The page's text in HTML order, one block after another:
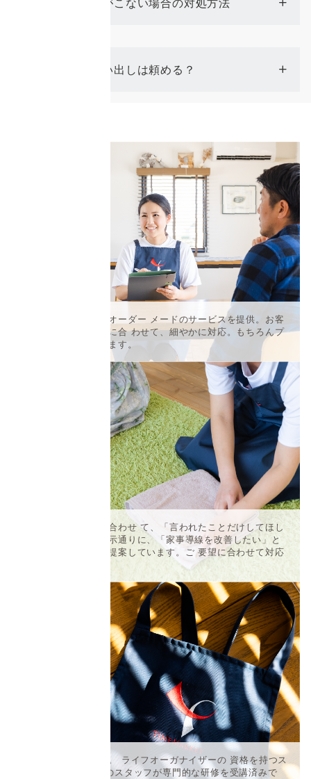
食材の買い出しは頼める？
丁寧なヒアリングでオーダー メードのサービスを提供。お客
様の暮らしやご要望に合 わせて、細やかに対応。もちろんプ
ライバシーは厳守します。
お客様のお気持ちに合わせ て、「言われたことだけしてほし
い」という方には指示通りに、「家事導線を改善したい」と
いう方には改善策を提案しています。ご 要望に合わせて対応
家事代行管理士認証。 ライフオーガナイザーの 資格を持つス
タッフも2割。全てのスタッフが専門的な研修を受講済みで